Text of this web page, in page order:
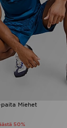
Miehet
50%